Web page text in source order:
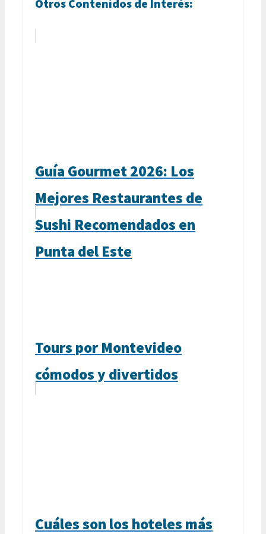
Otros Contenidos de Interés:
Guía Gourmet 2026: Los
Mejores Restaurantes de
Sushi Recomendados en
Punta del Este
Tours por Montevideo
cómodos y divertidos
Cuáles son los hoteles más